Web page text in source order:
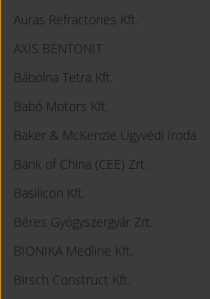
Auras Refractories Kft.
AXIS BENTONIT
Bábolna Tetra Kft.
Babó Motors Kft.
Baker & McKenzie Ügyvédi Iroda
Bank of China (CEE) Zrt.
Basilicon Kft.
Béres Gyógyszergyár Zrt.
BIONIKA Medline Kft.
Birsch Construct Kft.